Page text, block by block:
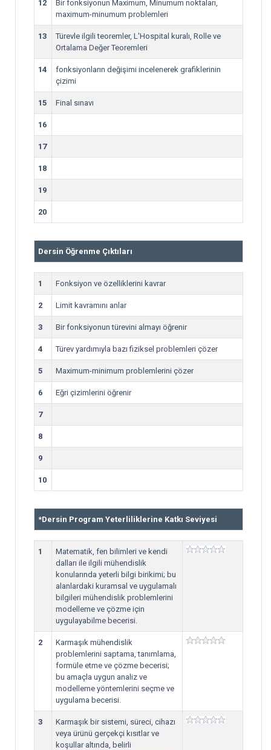
12
Bir fonksiyonun Maximum, Minumum noktaları,
maximum-minumum problemleri
13
Türevle ilgili teoremler, L'Hospital kuralı, Rolle ve
Ortalama Değer Teoremleri
14
fonksiyonların değişimi incelenerek grafiklerinin
çizimi
15 Final sınavı
16
17
18
19
20
Dersin Öğrenme Çıktıları
1 Fonksiyon ve özelliklerini kavrar
2 Limit kavramını anlar
3 Bir fonksiyonun türevini almayı öğrenir
4 Türev yardımıyla bazı fiziksel problemleri çözer
5 Maximum-minimum problemlerini çözer
6 Eğri çizimlerini öğrenir
7
8
9
10
*Dersin Program Yeterliliklerine Katkı Seviyesi
1
Matematik, fen bilimleri ve kendi
dalları ile ilgili mühendislik
konularında yeterli bilgi birikimi; bu
alanlardaki kuramsal ve uygulamalı
bilgileri mühendislik problemlerini
modelleme ve çözme için
uygulayabilme becerisi.
2
Karmaşık mühendislik
problemlerini saptama, tanımlama,
formüle etme ve çözme becerisi;
bu amaçla uygun analiz ve
modelleme yöntemlerini seçme ve
uygulama becerisi.
3
Karmaşık bir sistemi, süreci, cihazı
veya ürünü gerçekçi kısıtlar ve
koşullar altında, belirli